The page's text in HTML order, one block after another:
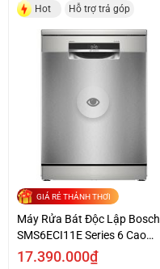
Hot Hỗ trợ trả góp
GIÁ RẺ THẢNH THƠI
Máy Rửa Bát Độc Lập Bosch
SMS6ECI11E Series 6 Cao
Cấp Giá Tốt
17.390.000₫